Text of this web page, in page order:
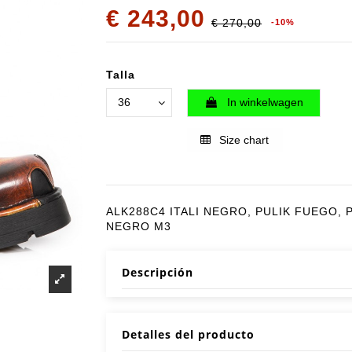
€ 243,00 € 270,00 -10%
Talla
In winkelwagen
Size chart
ALK288C4 ITALI NEGRO, PULIK FUEGO,
NEGRO M3
Descripción
Detalles del producto